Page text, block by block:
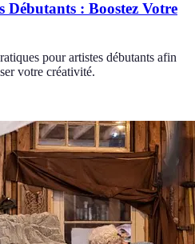
Débutants : Boostez Votre
pour artistes débutants afin
votre créativité.